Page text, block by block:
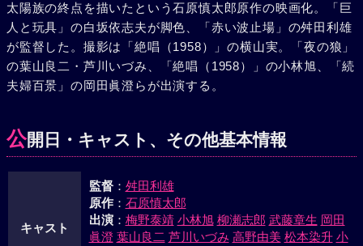
た。しかし金は直ぐできるわけがなく業をにやした壮二たち
は鉄太郎の妹京子を誘惑、借金の人質とした。鉄太郎が金を
もってきた。が、京子はすでに秋谷と沖津の手ごめにあって
いた。京子は家に帰った。そこには思いがけぬショックで死
んだ病床の母があった。翌朝、母の死体と並んで京子の死体
好きになっていた壮二は、行きつけのバーで激しく、京子の
死について詰問した。そこへ鉄太郎が飛び込んできて物も言
常にしっかりした青年だということが分った」という試験官
の言葉に我に返った壮二は、のろのろと立上り、毎日が同じ
ことの繰返しであるサラリーマンの流れの中に消えていっ
太陽族の終点を描いたという石原慎太郎原作の映画化。「巨
人と玩具」の白坂依志夫が脚色、「赤い波止場」の舛田利雄
が監督した。撮影は「絶唱（1958）」の横山実。「夜の狼」
の葉山良二・芦川いづみ、「絶唱（1958）」の小林旭、「続
夫婦百景」の岡田眞澄らが出演する。
公開日・キャスト、その他基本情報
キャスト
監督： 舛田利雄
原作： 石原慎太郎
出演： 梅野泰靖 小林旭 柳瀬志郎 武藤章生 岡田
眞澄 葉山良二 芦川いづみ 高野由美 松本染升 小